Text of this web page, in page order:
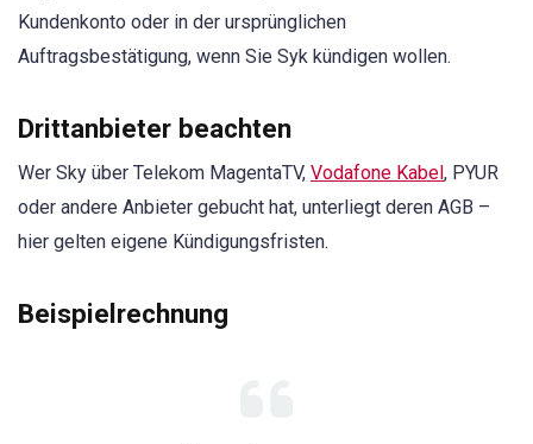
Kundenkonto oder in der ursprünglichen
Auftragsbestätigung, wenn Sie Syk kündigen wollen.
Drittanbieter beachten
Wer Sky über Telekom MagentaTV, Vodafone Kabel, PYUR
oder andere Anbieter gebucht hat, unterliegt deren AGB –
hier gelten eigene Kündigungsfristen.
Beispielrechnung